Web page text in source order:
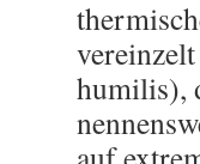
humilis),